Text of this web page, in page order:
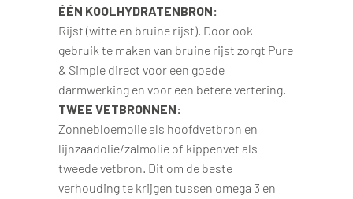
ÉÉN KOOLHYDRATENBRON:
Rijst (witte en bruine rijst). Door ook
gebruik te maken van bruine rijst zorgt Pure
& Simple direct voor een goede
darmwerking en voor een betere vertering.
TWEE VETBRONNEN:
Zonnebloemolie als hoofdvetbron en
lijnzaadolie/zalmolie of kippenvet als
tweede vetbron. Dit om de beste
verhouding te krijgen tussen omega 3 en